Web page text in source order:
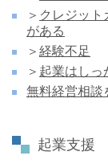
＞ クレジット
がある
＞ 経験不足
＞ 起業はしっ
無料経営相談
起業支援